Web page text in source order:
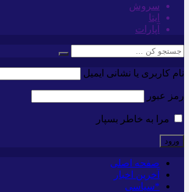
سروش
ایتا
آپارات
نام کاربری یا نشانی ایمیل
رمز عبور
مرا به خاطر بسپار
صفحه اصلی
آخرین اخبار
*سیاسی